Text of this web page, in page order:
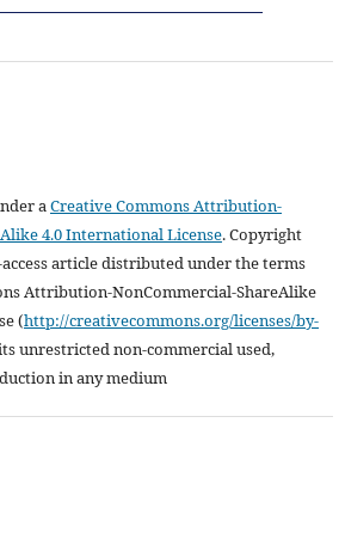
aCreative Commons Attribution-
4.0 International License.Copyright
access article distributed under the terms
Attribution-NonCommercial-ShareAlike
(http://creativecommons.org/licenses/by-
unrestricted non-commercial used,
in any medium